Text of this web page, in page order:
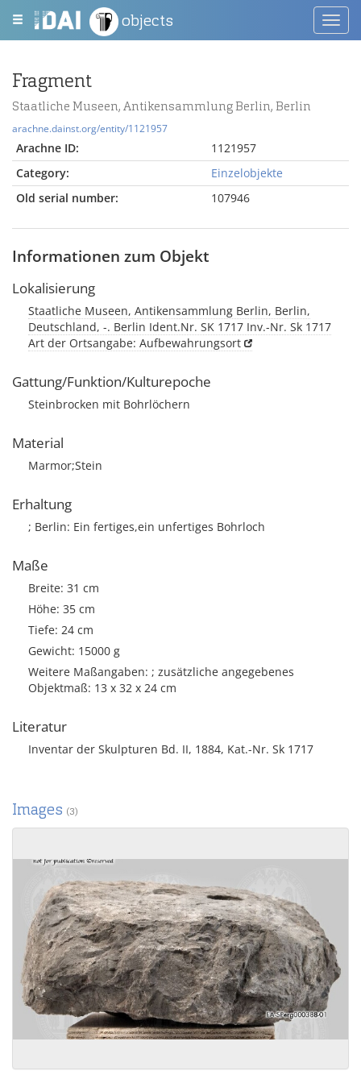
objects
Fragment
Staatliche Museen, Antikensammlung Berlin, Berlin
arachne.dainst.org/entity/1121957
Arachne ID:
1121957
Category:
Einzelobjekte
Old serial number:
107946
Informationen zum Objekt
Lokalisierung
Staatliche Museen, Antikensammlung Berlin, Berlin,
Deutschland, -. Berlin Ident.Nr. SK 1717 Inv.-Nr. Sk 1717
Art der Ortsangabe: Aufbewahrungsort
Gattung/Funktion/Kulturepoche
Steinbrocken mit Bohrlöchern
Material
Marmor;Stein
Erhaltung
; Berlin: Ein fertiges,ein unfertiges Bohrloch
Maße
Breite: 31 cm
Höhe: 35 cm
Tiefe: 24 cm
Gewicht: 15000 g
Weitere Maßangaben: ; zusätzliche angegebenes
Objektmaß: 13 x 32 x 24 cm
Literatur
Inventar der Skulpturen Bd. II, 1884, Kat.-Nr. Sk 1717
Images (3)